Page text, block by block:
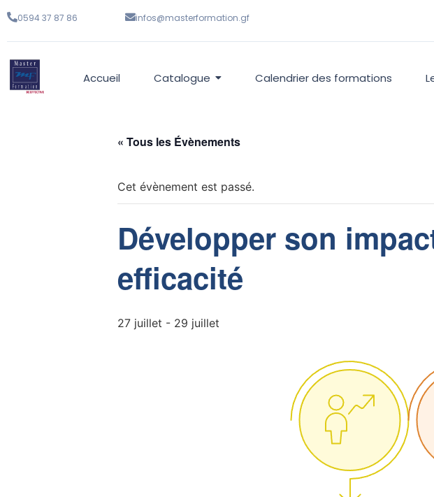
0594 37 87 86 infos@masterformation.gf
Accueil Catalogue Calendrier des formations
« Tous les Évènements
Cet évènement est passé.
Développer son
efficacité
27 juillet - 29 juillet